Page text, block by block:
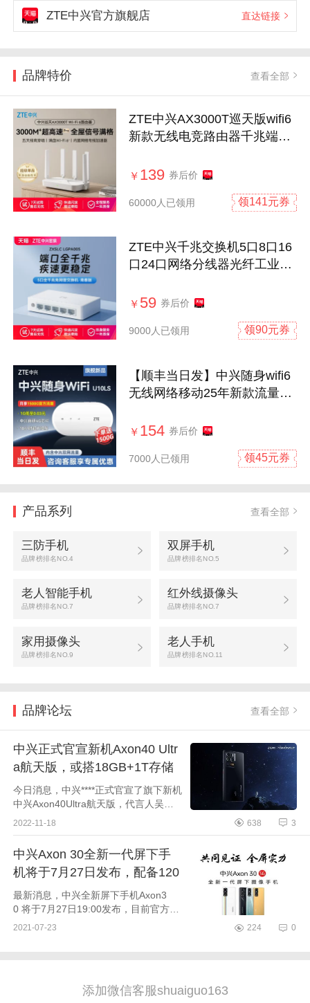
ZTE中兴官方旗舰店 直达链接
品牌特价 查看全部
ZTE中兴AX3000T巡天版wifi6
新款无线电竞路由器千兆端口
穿墙游戏智能子母mesh5G
￥ 139 券后价
60000人已领用 领141元券
ZTE中兴千兆交换机5口8口16
口24口网络分线器光纤工业网
控专用宽带网线转换器扩展
￥ 59 券后价
9000人已领用 领90元券
【顺丰当日发】中兴随身wifi6
无线网络移动25年新款流量4g
网电脑笔记本U10
￥ 154 券后价
7000人已领用 领45元券
产品系列 查看全部
三防手机
品牌榜排名NO.4
双屏手机
品牌榜排名NO.5
老人智能手机
品牌榜排名NO.7
红外线摄像头
品牌榜排名NO.7
家用摄像头
品牌榜排名NO.9
老人手机
品牌榜排名NO.11
品牌论坛 查看全部
中兴正式官宣新机Axon40 Ultr
a航天版，或搭18GB+1T存储
今日消息，中兴****正式官宣了旗下新机
中兴Axon40Ultra航天版，代言人吴京
在海报中手持该机亮相，并且放出了它
on40Ultra首发第三代屏下...
2022-11-18 638 3
中兴Axon 30全新一代屏下手
机将于7月27日发布，配备120
Hz 高刷屏
最新消息，中兴全新屏下手机Axon3
0 将于7月27日19:00发布，目前官方已
经进行多伦预热，且该机配备120Hz高
2021-07-23 224 0
添加微信客服shuaiguo163